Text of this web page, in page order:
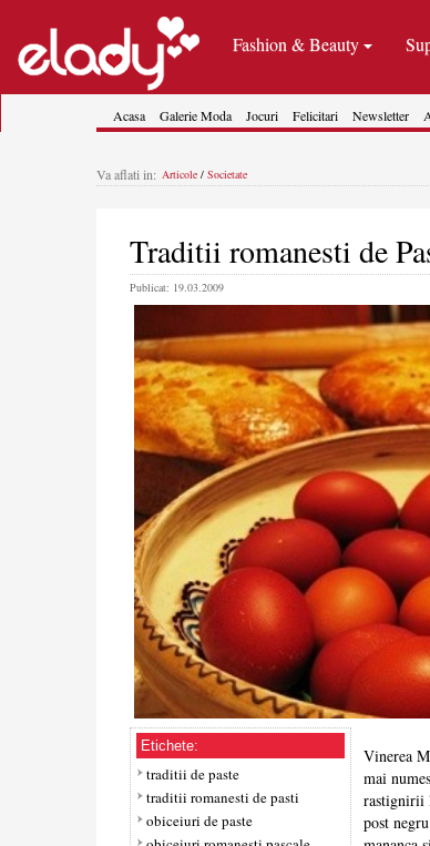
Fashion & Beauty
Acasa Galerie Moda Jocuri Felicitari Newsletter
Va aflati in: Articole / Societate
Traditii romanesti de
Publicat: 19.03.2009
Etichete:
traditii de paste
traditii romanesti de pasti
obiceiuri de paste
Vinerea
mai
rastignirii
post